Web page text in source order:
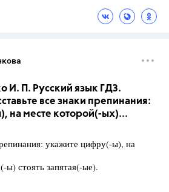
И. П. Русский язык ГДЗ.
все знаки препинания:
на месте которой(-ых)...
укажите цифру(-ы), на
ы) стоять запятая(-ые).